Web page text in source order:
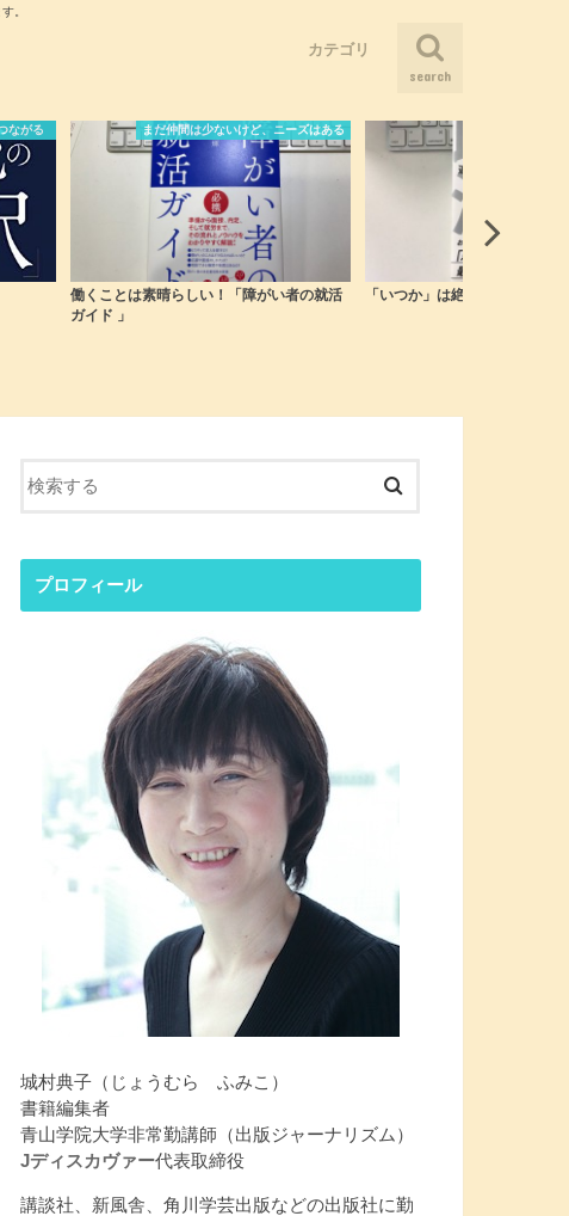
。
search
カテゴリ
る
える？
はある
就活
感覚を刺激する
「いつか」は絶対やってこない
「2.5% 奇跡の命 」この本の
プロフィール
城村典子（じょうむら ふみこ）
書籍編集者
青山学院大学非常勤講師（出版ジャーナリズム）
Jディスカヴァー代表取締役
講談社、新風舎、角川学芸出版などの出版社に勤